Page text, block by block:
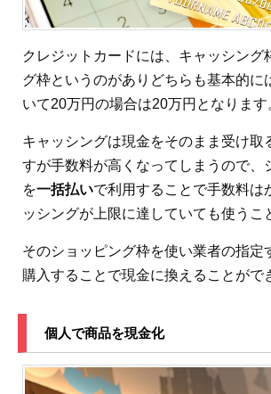
クレジットカードには、キャッシング
グ枠というのがありどちらも基本的に
いて20万円の場合は20万円となります
キャッシングは現金をそのまま受け取
すが手数料が高くなってしまうので、
を一括払いで利用することで手数料は
ッシングが上限に達していても使うこ
そのショッピング枠を使い業者の指定
購入することで現金に換えることがで
個人で商品を現金化